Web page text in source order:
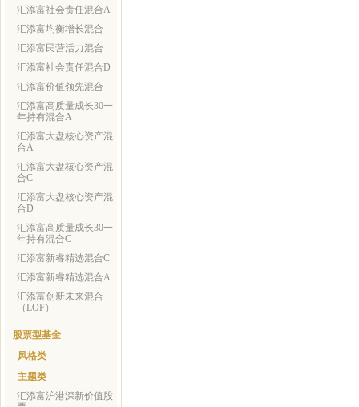
汇添富社会责任混合A
汇添富均衡增长混合
汇添富民营活力混合
汇添富社会责任混合D
汇添富价值领先混合
汇添富高质量成长30一
年持有混合A
汇添富大盘核心资产混
合A
汇添富大盘核心资产混
合C
汇添富大盘核心资产混
合D
汇添富高质量成长30一
年持有混合C
汇添富新睿精选混合C
汇添富新睿精选混合A
汇添富创新未来混合
（LOF）
股票型基金
风格类
主题类
汇添富沪港深新价值股